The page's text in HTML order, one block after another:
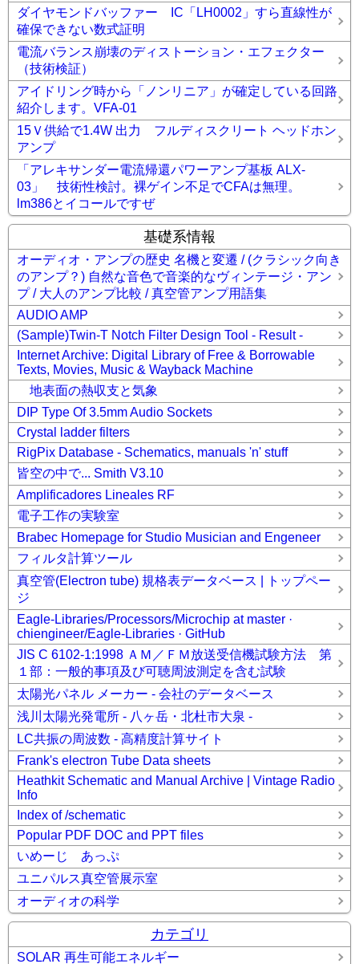
ダイヤモンドバッファー IC「LH0002」すら直線性が
確保できない数式証明
電流バランス崩壊のディストーション・エフェクター
（技術検証）
アイドリング時から「ノンリニア」が確定している回路
紹介します。VFA-01
15Ｖ供給で1.4W 出力 フルディスクリート ヘッドホン
アンプ
「アレキサンダー電流帰還パワーアンプ基板 ALX-
03」 技術性検討。裸ゲイン不足でCFAは無理。
lm386とイコールですぜ
基礎系情報
オーディオ・アンプの歴史 名機と変遷 / (クラシック向き
のアンプ？) 自然な音色で音楽的なヴィンテージ・アン
プ / 大人のアンプ比較 / 真空管アンプ用語集
AUDIO AMP
(Sample)Twin-T Notch Filter Design Tool - Result -
Internet Archive: Digital Library of Free & Borrowable
Texts, Movies, Music & Wayback Machine
地表面の熱収支と気象
DIP Type Of 3.5mm Audio Sockets
Crystal ladder filters
RigPix Database - Schematics, manuals 'n' stuff
皆空の中で... Smith V3.10
Amplificadores Lineales RF
電子工作の実験室
Brabec Homepage for Studio Musician and Engeneer
フィルタ計算ツール
真空管(Electron tube) 規格表データベース | トップペー
ジ
Eagle-Libraries/Processors/Microchip at master ·
chiengineer/Eagle-Libraries · GitHub
JIS C 6102-1:1998 ＡＭ／ＦＭ放送受信機試験方法 第
１部：一般的事項及び可聴周波測定を含む試験
太陽光パネル メーカー - 会社のデータベース
浅川太陽光発電所 - 八ヶ岳・北杜市大泉 -
LC共振の周波数 - 高精度計算サイト
Frank's electron Tube Data sheets
Heathkit Schematic and Manual Archive | Vintage Radio
Info
Index of /schematic
Popular PDF DOC and PPT files
いめーじ あっぷ
ユニパルス真空管展示室
オーディオの科学
カテゴリ
SOLAR 再生可能エネルギー